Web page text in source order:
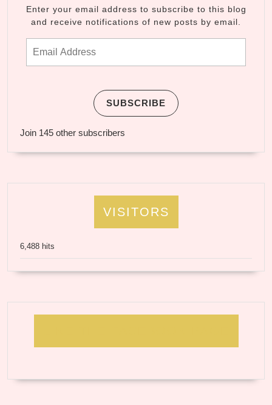
Enter your email address to subscribe to this blog
and receive notifications of new posts by email.
SUBSCRIBE
Join 145 other subscribers
VISITORS
6,488 hits